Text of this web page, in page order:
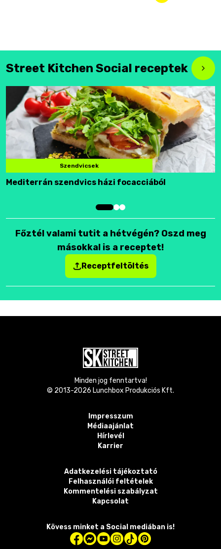
Street Kitchen Social receptek
Szendvicsek
Mediterrán szendvics házi focacciából
Főztél valami tutit a hétvégén? Oszd meg
másokkal is a receptet!
Receptfeltöltés
Minden jog fenntartva!
© 2013-2026 Lunchbox Produkciós Kft.
Impresszum
Médiaajánlat
Hírlevél
Karrier
Adatkezelési tájékoztató
Felhasználói feltételek
Kommentelési szabályzat
Kapcsolat
Kövess minket a Social mediában is!